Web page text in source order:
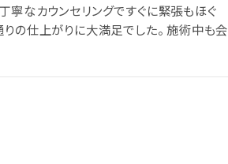
なカウンセリングですぐに緊張もほぐ
の仕上がりに大満足でした。 施術中も会